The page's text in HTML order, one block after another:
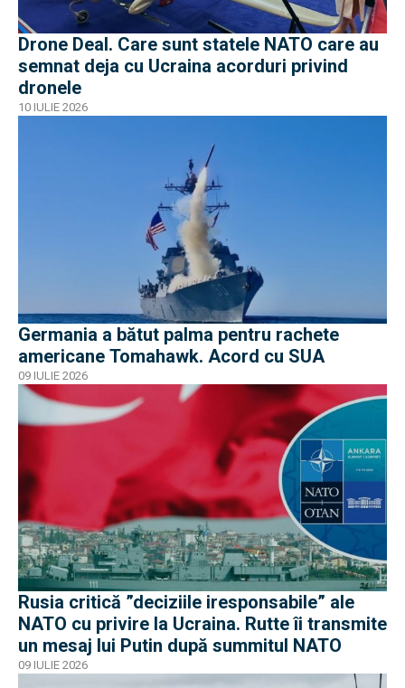
Drone Deal. Care sunt statele NATO care au
semnat deja cu Ucraina acorduri privind
dronele
10 IULIE 2026
Germania a bătut palma pentru rachete
americane Tomahawk. Acord cu SUA
09 IULIE 2026
Rusia critică ”deciziile iresponsabile” ale
NATO cu privire la Ucraina. Rutte îi transmite
un mesaj lui Putin după summitul NATO
09 IULIE 2026